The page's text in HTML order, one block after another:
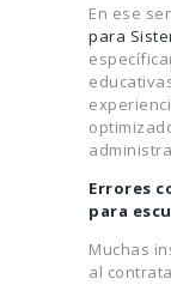
En ese
para
Errores
para
Muchas
al